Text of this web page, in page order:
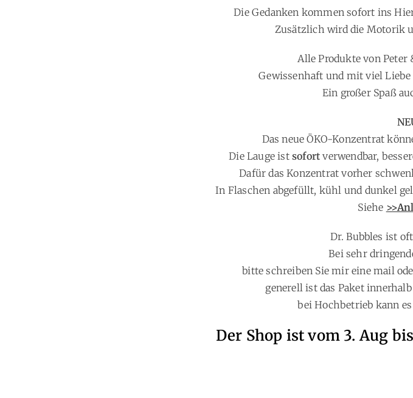
Die Gedanken kommen sofort ins
Zusätzlich wird die Motorik
Alle Produkte von Peter
Gewissenhaft und mit viel
Ein großer Spaß
Das neue ÖKO-Konzentrat
Die Lauge istsofort verwendbar,
Dafür das Konzentrat vorher
In Flaschen abgefüllt, kühl und dunkel
Siehe
Dr. Bubbles ist
Bei sehr
bitte schreiben Sie mir eine mail
generell ist das Paket innerhalb
bei Hochbetrieb kann
Der Shop ist vom 3. Aug